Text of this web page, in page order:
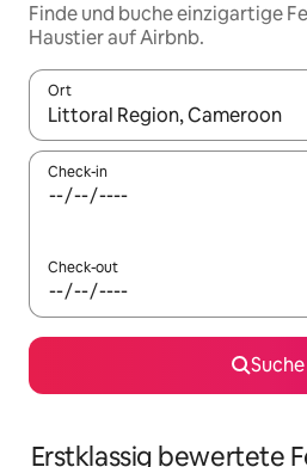
Finde und buche einzigartige
Haustier auf Airbnb.
Ort
Wenn Ergebnisse verfügbar
Check-in
Check-out
Suche
Erstklassig bewertete